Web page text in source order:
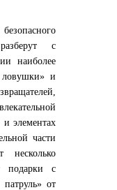
с
наиболее
ловушки» и
элементах
части
несколько
подарки с
от